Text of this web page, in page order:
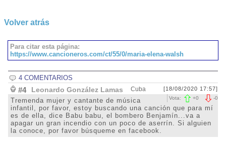
Volver atrás
Para citar esta página:
https://www.cancioneros.com/ct/55/0/maria-elena-walsh
4 COMENTARIOS
#4 Leonardo González Lamas Cuba [18/08/2020 17:57]
-0
Vota: +0
Tremenda mujer y cantante de música
infantil, por favor, estoy buscando una canción que para mí
es de ella, dice Babu babu, el bombero Benjamín...va a
apagar un gran incendio con un poco de aserrín. Si alguien
la conoce, por favor búsqueme en facebook.